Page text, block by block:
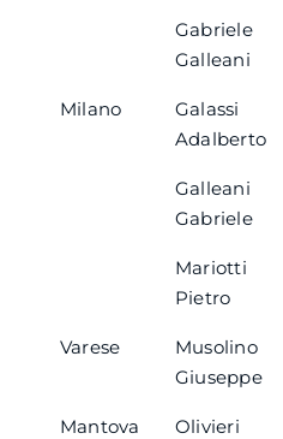
Gabriele
Galleani
Milano
Galassi
Adalberto
Galleani
Gabriele
Mariotti
Pietro
Varese
Musolino
Giuseppe
Mantova
Olivieri